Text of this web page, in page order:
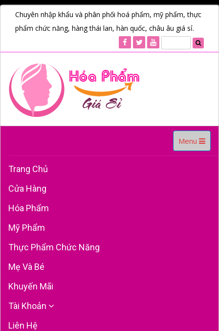
Chuyên nhập khẩu và phân phối hoá phẩm, mỹ phẩm, thực
phẩm chức năng, hàng thái lan, hàn quốc, châu âu giá sỉ.
Toggle
navigation
Menu
Trang Chủ
Cửa Hàng
Hóa Phẩm
Mỹ Phẩm
Thực Phẩm Chức Năng
Mẹ Và Bé
Khuyến Mãi
Tài Khoản
Liên Hệ